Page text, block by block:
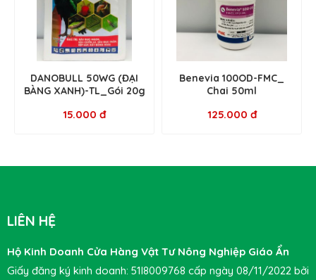
DANOBULL 50WG (ĐẠI
BÀNG XANH)-TL_Gói 20g
15.000 đ
Benevia 100OD-FMC_
Chai 50ml
125.000 đ
LIÊN HỆ
Hộ Kinh Doanh Cửa Hàng Vật Tư Nông Nghiệp Giáo Ẩn
Giấy đăng ký kinh doanh: 51I8009768 cấp ngày 08/11/2022 bởi